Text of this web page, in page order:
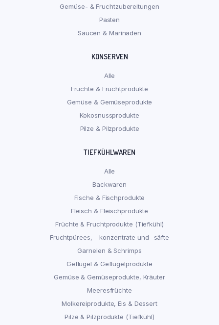
Gemüse- & Fruchtzubereitungen
Pasten
Saucen & Marinaden
KONSERVEN
Alle
Früchte & Fruchtprodukte
Gemüse & Gemüseprodukte
Kokosnussprodukte
Pilze & Pilzprodukte
TIEFKÜHLWAREN
Alle
Backwaren
Fische & Fischprodukte
Fleisch & Fleischprodukte
Früchte & Fruchtprodukte (Tiefkühl)
Fruchtpürees, – konzentrate und -säfte
Garnelen & Schrimps
Geflügel & Geflügelprodukte
Gemüse & Gemüseprodukte, Kräuter
Meeresfrüchte
Molkereiprodukte, Eis & Dessert
Pilze & Pilzprodukte (Tiefkühl)